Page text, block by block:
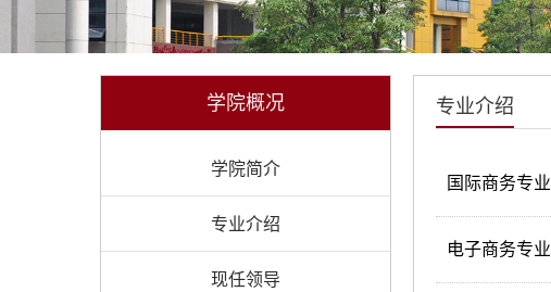
学院概况
学院简介
专业介绍
现任领导
专业介绍
国际商务专业
电子商务专业